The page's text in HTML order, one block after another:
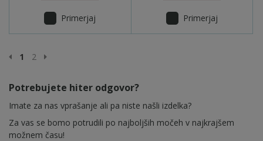
Primerjaj Primerjaj
Prejšnja stran
1 2 Naslednja stran
Potrebujete hiter odgovor?
Imate za nas vprašanje ali pa niste našli izdelka?
Za vas se bomo potrudili po najboljših močeh v najkrajšem
možnem času!